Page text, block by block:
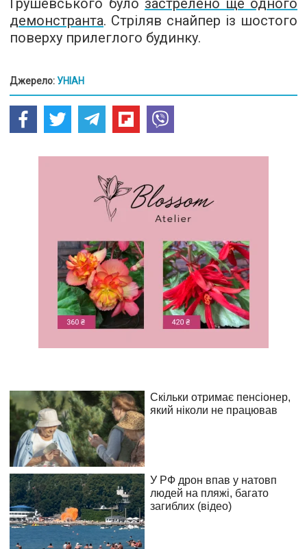
Грушевського було застрелено ще одного
демонстранта. Стріляв снайпер із шостого
поверху прилеглого будинку.
Джерело: УНІАН